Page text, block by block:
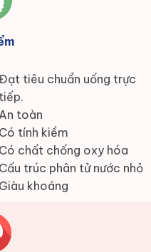
tiêu chuẩn uống trực
tiếp.
An toàn
Có tính kiềm
Có chất chống oxy hóa
Cấu trúc phân tử nước nhỏ
Giàu khoáng